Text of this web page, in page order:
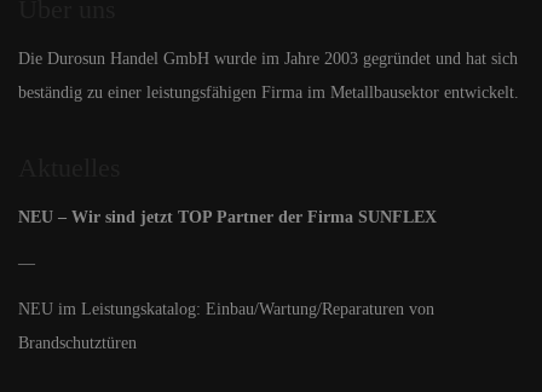
Die Durosun Handel GmbH wurde im Jahre 2003 gegründet und hat sich
beständig zu einer leistungsfähigen Firma im Metallbausektor entwickelt.
NEU – Wir sind jetzt TOP Partner der Firma SUNFLEX
—
NEU im Leistungskatalog: Einbau/Wartung/Reparaturen von
Brandschutztüren